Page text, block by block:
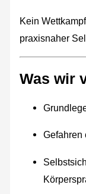
Kein
praxisnaher
Was wir
Gefahren